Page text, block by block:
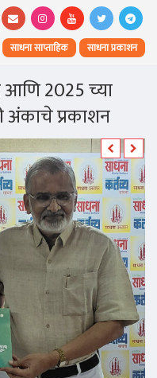
साधना साप्ताहिक साधना प्रकाशन
आणि 2025 च्या
अंकाचे प्रकाशन